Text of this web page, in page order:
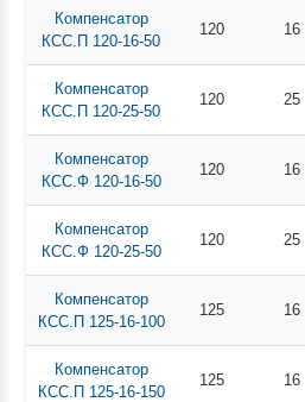
Компенсатор
КСС.П 120-16-50
120 16
Компенсатор
КСС.П 120-25-50
120 25
Компенсатор
КСС.Ф 120-16-50
120 16
Компенсатор
КСС.Ф 120-25-50
120 25
Компенсатор
КСС.П 125-16-100
125 16
Компенсатор
КСС.П 125-16-150
125 16